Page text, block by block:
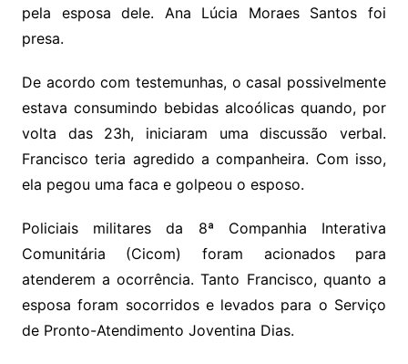
pela esposa dele. Ana Lúcia Moraes Santos foi
presa.
De acordo com testemunhas, o casal possivelmente
estava consumindo bebidas alcoólicas quando, por
volta das 23h, iniciaram uma discussão verbal.
Francisco teria agredido a companheira. Com isso,
ela pegou uma faca e golpeou o esposo.
Policiais militares da 8ª Companhia Interativa
Comunitária (Cicom) foram acionados para
atenderem a ocorrência. Tanto Francisco, quanto a
esposa foram socorridos e levados para o Serviço
de Pronto-Atendimento Joventina Dias.